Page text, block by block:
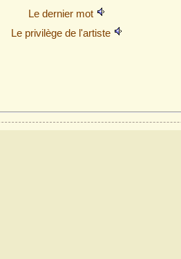
Le dernier mot
Le privilège de l'artiste